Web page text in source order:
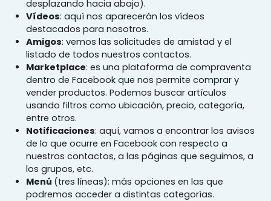
desplazando hacia abajo).
Vídeos: aquí nos aparecerán los vídeos
destacados para nosotros.
Amigos: vemos las solicitudes de amistad y el
listado de todos nuestros contactos.
Marketplace: es una plataforma de compraventa
dentro de Facebook que nos permite comprar y
vender productos. Podemos buscar artículos
usando filtros como ubicación, precio, categoría,
entre otros.
Notificaciones: aquí, vamos a encontrar los avisos
de lo que ocurre en Facebook con respecto a
nuestros contactos, a las páginas que seguimos, a
los grupos, etc.
Menú (tres líneas): más opciones en las que
podremos acceder a distintas categorías.